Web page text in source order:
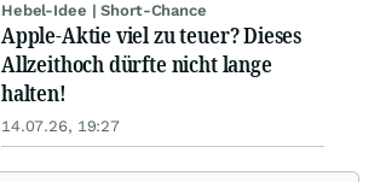
Hebel-Idee | Short-Chance
Apple-Aktie viel zu teuer? Dieses
Allzeithoch dürfte nicht lange
halten!
14.07.26, 19:27